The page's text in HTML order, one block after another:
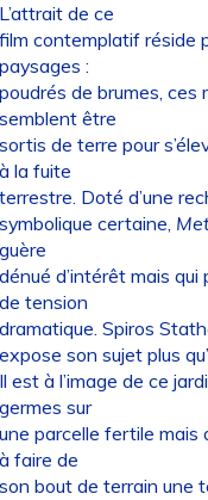
de ce
contemplatif réside
:
de brumes, ces
être
de terre pour
la fuite
Doté d’une
certaine,
d’intérêt mais
tension
Spiros
son sujet plus
est à l’image de ce
sur
parcelle fertile mais
faire de
bout de terrain une